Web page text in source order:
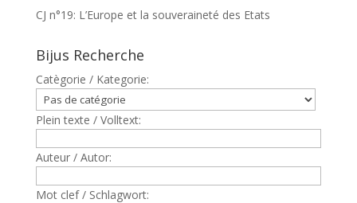
CJ n°19: L’Europe et la souveraineté des Etats
Bijus Recherche
Catègorie / Kategorie:
Plein texte / Volltext:
Auteur / Autor:
Mot clef / Schlagwort: